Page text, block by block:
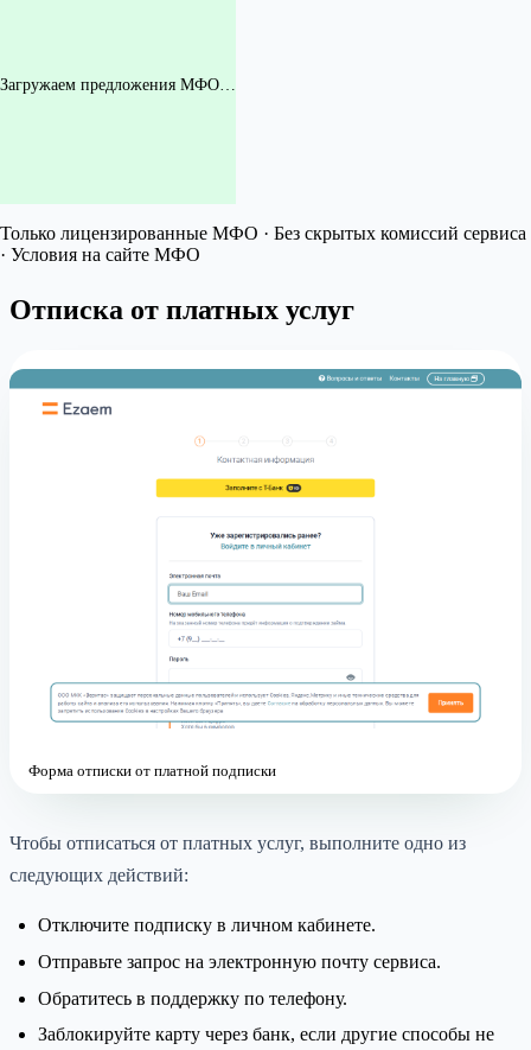
Загружаем предложения МФО…
Только лицензированные МФО · Без скрытых комиссий сервиса
· Условия на сайте МФО
Отписка от платных услуг
Форма отписки от платной подписки
Чтобы отписаться от платных услуг, выполните одно из
следующих действий:
Отключите подписку в личном кабинете.
Отправьте запрос на электронную почту сервиса.
Обратитесь в поддержку по телефону.
Заблокируйте карту через банк, если другие способы не